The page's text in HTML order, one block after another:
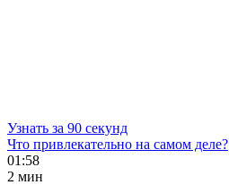
Узнать за 90 секунд
Что привлекательно на самом деле?
01:58
2 мин